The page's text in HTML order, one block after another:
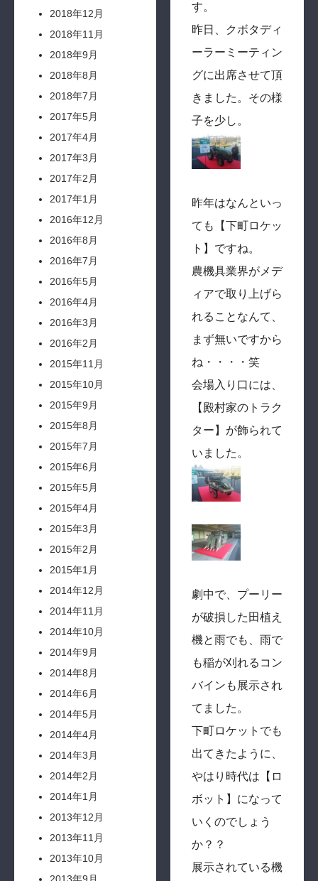
2018年12月
2018年11月
2018年9月
2018年8月
2018年7月
2017年5月
2017年4月
2017年3月
2017年2月
2017年1月
2016年12月
2016年8月
2016年7月
2016年5月
2016年4月
2016年3月
2016年2月
2015年11月
2015年10月
2015年9月
2015年8月
2015年7月
2015年6月
2015年5月
2015年4月
2015年3月
2015年2月
2015年1月
2014年12月
2014年11月
2014年10月
2014年9月
2014年8月
2014年6月
2014年5月
2014年4月
2014年3月
2014年2月
2014年1月
2013年12月
2013年11月
2013年10月
す。
昨日、クボタディ
ーラーミーティン
グに出席させて頂
きました。その様
子を少し。
昨年はなんといっ
ても【下町ロケッ
ト】ですね。
農機具業界がメデ
ィアで取り上げら
れることなんて、
まず無いですから
ね・・・・笑
会場入り口には、
【殿村家のトラク
ター】が飾られて
いました。
劇中で、プーリー
が破損した田植え
機と雨でも、雨で
も稲が刈れるコン
バインも展示され
てました。
下町ロケットでも
出てきたように、
やはり時代は【ロ
ボット】になって
いくのでしょう
か？？
展示されている機